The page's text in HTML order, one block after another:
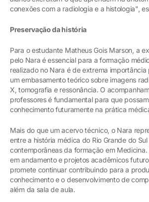
conexões com a radiologia e a histologia",
Preservação da história
Para o estudante Matheus Gois Marson, a
pelo Nara é essencial para a formação
realizado no Nara é de extrema
um embasamento teórico sobre imagens
X, tomografia e ressonância. O
professores é fundamental para que
conhecimento futuramente na prática
Mais do que um acervo técnico, o Nara
entre a história médica do Rio Grande do
contemporâneas da formação em
em andamento e projetos acadêmicos
promete continuar contribuindo para a
conhecimento e o desenvolvimento de
além da sala de aula.